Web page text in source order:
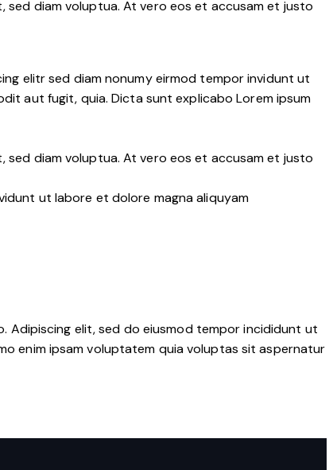
diam voluptua. At vero eos et accusam et justo
elitr sed diam nonumy eirmod tempor invidunt ut
aut fugit, quia. Dicta sunt explicabo Lorem ipsum
diam voluptua. At vero eos et accusam et justo
ut labore et dolore magna aliquyam
Adipiscing elit, sed do eiusmod tempor incididunt ut
enim ipsam voluptatem quia voluptas sit aspernatur